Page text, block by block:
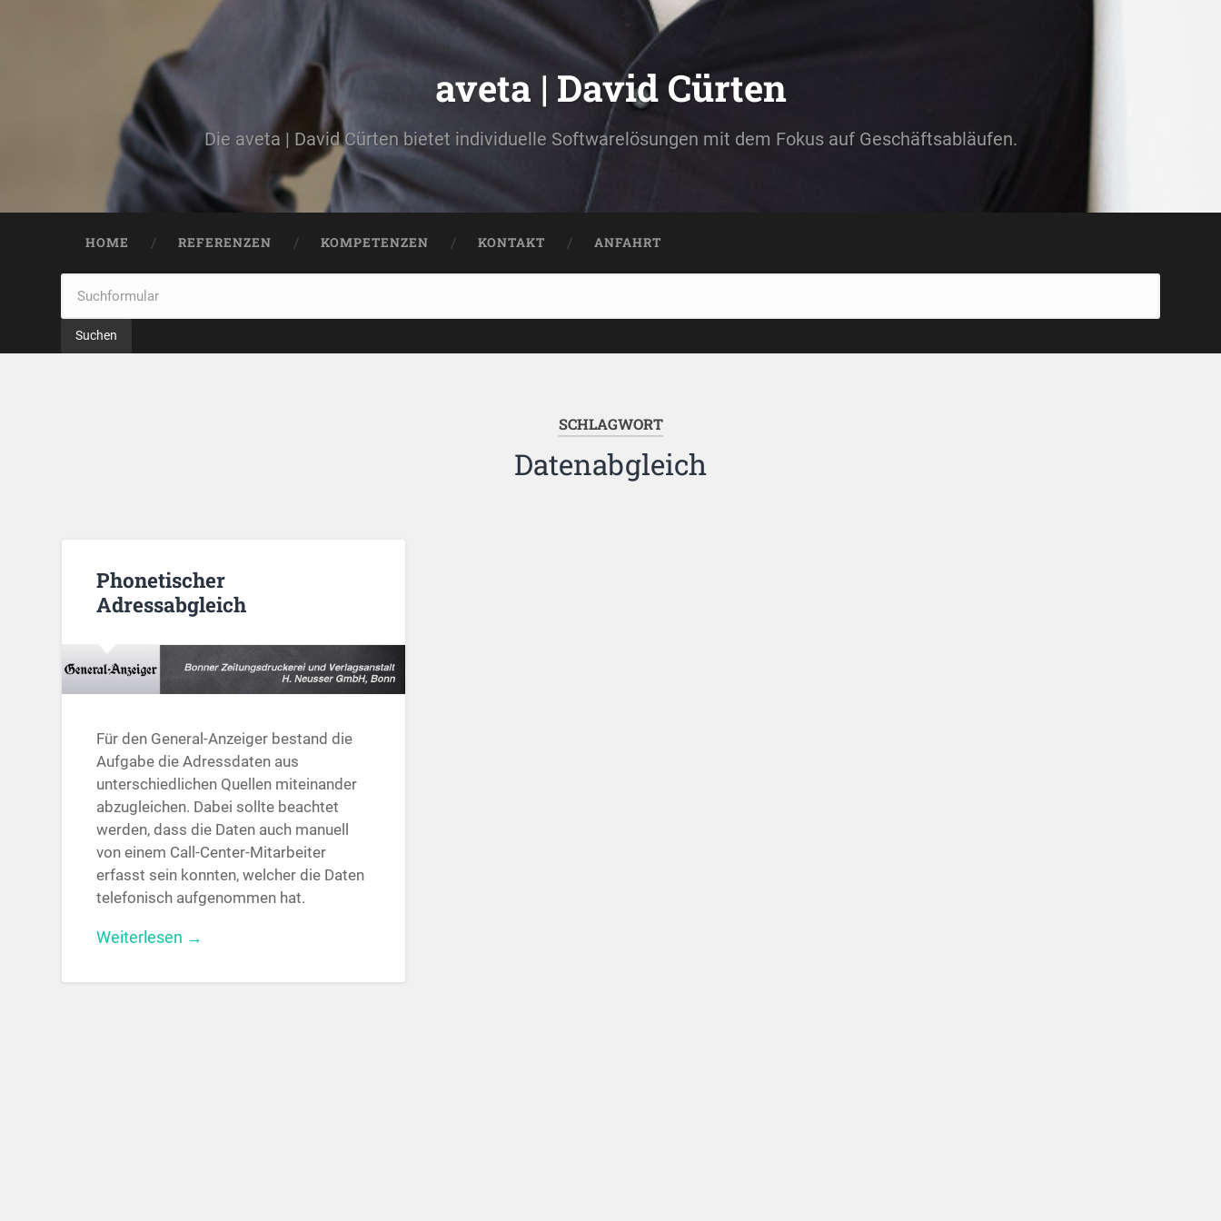
aveta | David Cürten
Die aveta | David Cürten bietet individuelle Softwarelösungen mit dem Fokus auf Geschäftsabläufen.
HOME REFERENZEN KOMPETENZEN KONTAKT ANFAHRT
SCHLAGWORT
Datenabgleich
Phonetischer
Adressabgleich
Für den General-Anzeiger bestand die
Aufgabe die Adressdaten aus
unterschiedlichen Quellen miteinander
abzugleichen. Dabei sollte beachtet
werden, dass die Daten auch manuell
von einem Call-Center-Mitarbeiter
erfasst sein konnten, welcher die Daten
telefonisch aufgenommen hat.
Weiterlesen →